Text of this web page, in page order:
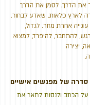
את הדרך. לסמן את הדרך
לארץ פלאות. שאדע לבחור.
אחרת מחר. לגדול,
להתחבר, להיפרד, למצוא
יצירה
של מפגשים אישיים
על הכתב ולנסות לתאר את